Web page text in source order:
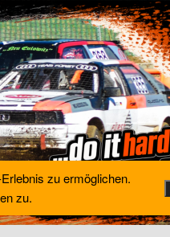
zu ermöglichen.
zu.